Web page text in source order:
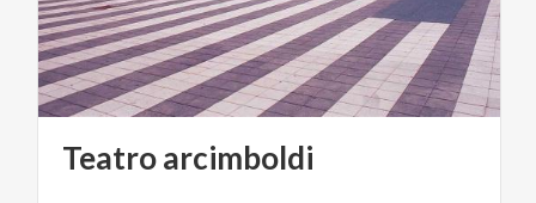
Teatroarcimboldi